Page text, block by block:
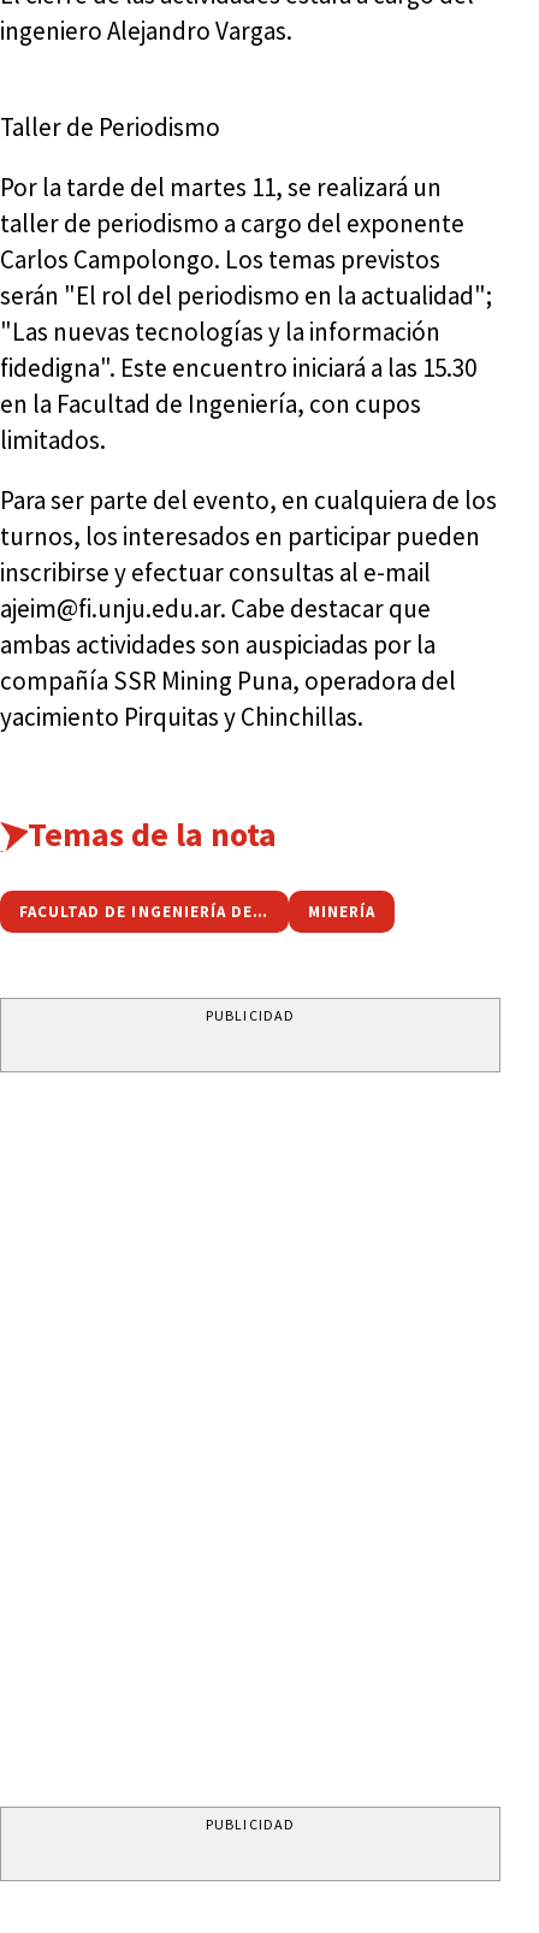
ingeniero Alejandro Vargas.
Taller de Periodismo
Por la tarde del martes 11, se realizará un
taller de periodismo a cargo del exponente
Carlos Campolongo. Los temas previstos
serán "El rol del periodismo en la actualidad";
"Las nuevas tecnologías y la información
fidedigna". Este encuentro iniciará a las 15.30
en la Facultad de Ingeniería, con cupos
limitados.
Para ser parte del evento, en cualquiera de los
turnos, los interesados en participar pueden
inscribirse y efectuar consultas al e-mail
ajeim@fi.unju.edu.ar. Cabe destacar que
ambas actividades son auspiciadas por la
compañía SSR Mining Puna, operadora del
yacimiento Pirquitas y Chinchillas.
Temas de la nota
FACULTAD DE INGENIERÍA DE LA UNJU MINERÍA
PUBLICIDAD
PUBLICIDAD